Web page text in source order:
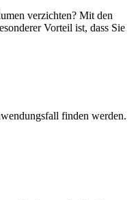
verzichten? Mit den
Vorteil ist, dass Sie
finden werden.